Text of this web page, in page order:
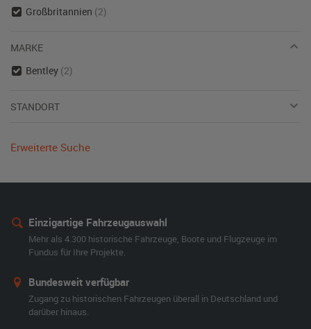
Großbritannien (2)
MARKE
Bentley (2)
STANDORT
Erweiterte Suche
Einzigartige Fahrzeugauswahl
Mehr als 4.300 historische Fahrzeuge, Boote und Flugzeuge im
Fundus für Ihre Projekte.
Bundesweit verfügbar
Zugang zu historischen Fahrzeugen überall in Deutschland und
darüber hinaus.